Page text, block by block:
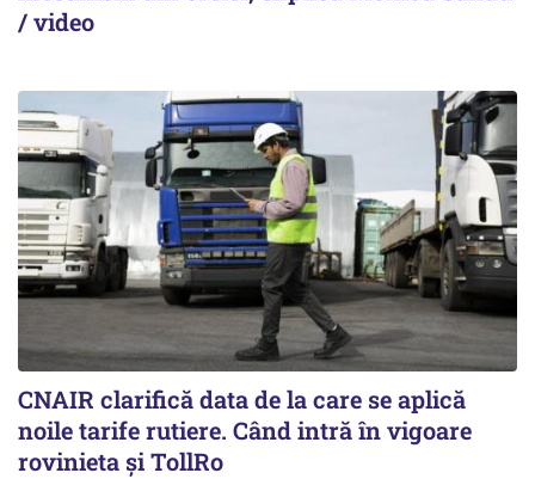
/ video
CNAIR clarifică data de la care se aplică
noile tarife rutiere. Când intră în vigoare
rovinieta și TollRo